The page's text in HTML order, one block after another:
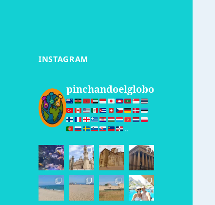
INSTAGRAM
pinchandoelglobo
..